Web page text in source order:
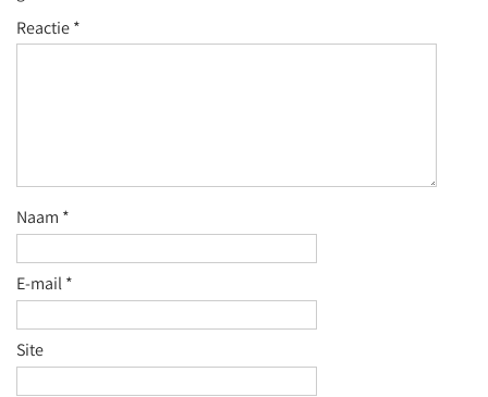
Reactie*
Naam *
E-mail*
Site